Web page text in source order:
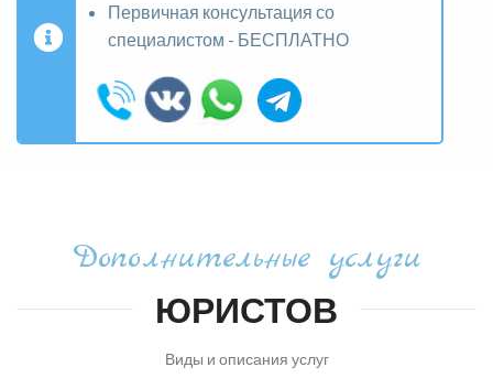
Первичная консультация со
специалистом - БЕСПЛАТНО
Дополнительные услуги
ЮРИСТОВ
Виды и описания услуг